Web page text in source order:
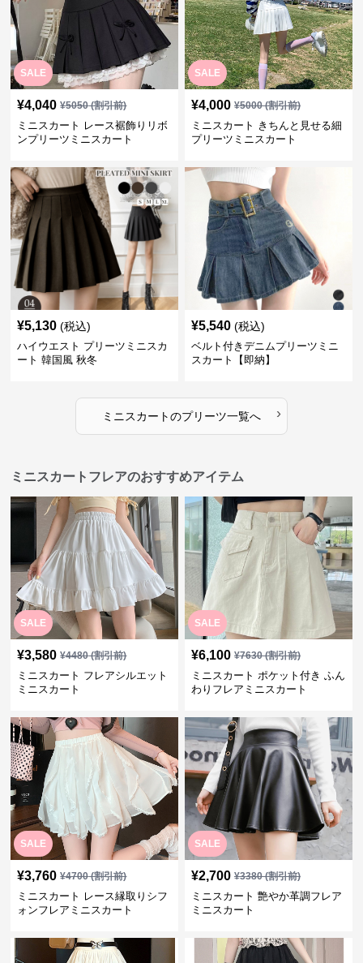
SALE
¥4,040 ¥5050(割引前)
ミニスカート レース裾飾りリボ
ンプリーツミニスカート
SALE
¥4,000 ¥5000(割引前)
ミニスカート きちんと見せる細
プリーツミニスカート
¥5,130 (税込)
ハイウエスト プリーツミニスカ
ート 韓国風 秋冬
¥5,540 (税込)
ベルト付きデニムプリーツミニ
スカート【即納】
ミニスカートのプリーツ一覧へ ›
ミニスカートフレアのおすすめアイテム
SALE
¥3,580 ¥4480(割引前)
ミニスカート フレアシルエット
ミニスカート
SALE
¥6,100 ¥7630(割引前)
ミニスカート ポケット付き ふん
わりフレアミニスカート
SALE
¥3,760 ¥4700(割引前)
ミニスカート レース縁取りシフ
ォンフレアミニスカート
SALE
¥2,700 ¥3380(割引前)
ミニスカート 艶やか革調フレア
ミニスカート